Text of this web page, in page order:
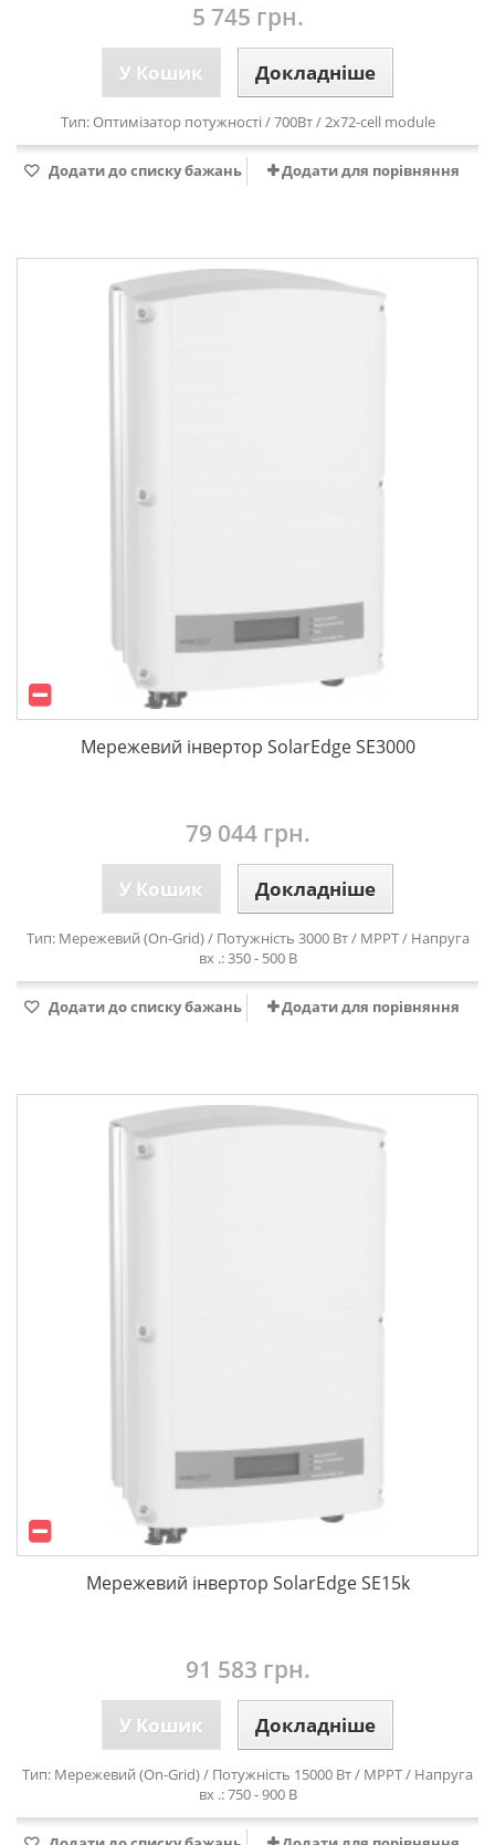
5 745 грн.
У Кошик Докладніше
Тип:Оптимізатор потужності/ 700Вт / 2x72-cell module
Додати до списку бажань Додати для порівняння
Мережевий інвертор SolarEdge SE3000
79 044 грн.
У Кошик Докладніше
Тип: Мережевий (On-Grid) / Потужність 3000 Вт / MPPT / Напруга
вх .: 350 - 500 В
Додати до списку бажань Додати для порівняння
Мережевий інвертор SolarEdge SE15k
91 583 грн.
У Кошик Докладніше
Тип: Мережевий (On-Grid) / Потужність 15000 Вт / MPPT / Напруга
вх .: 750 - 900 В